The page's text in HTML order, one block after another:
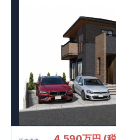
がら家事ができます♪
・冷蔵庫や棚を置いても
家族が
オープンサニタリーirodori
採用
段差のないシームアンダーボ
脱衣かご
スペ
・主寝室にはWIC
付！
↓↓クリックで詳細
​◆充実のアフターサポート◆
東栄住宅では、お引き渡し後最
間の品質保証を実施。
お引き渡しからが本当のお付き